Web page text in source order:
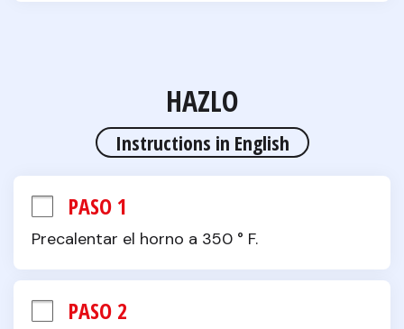
HAZLO
Instructions in English
PASO 1
Precalentar el horno a 350 ° F.
PASO 2